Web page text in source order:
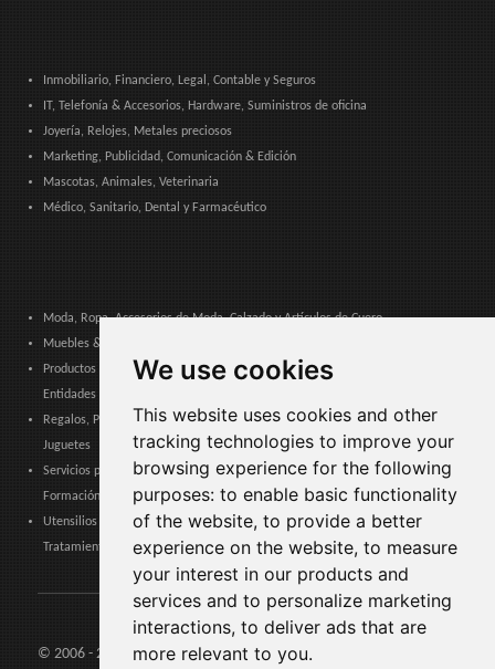
We use cookies
This website uses cookies and other
tracking technologies to improve your
browsing experience for the following
purposes: to enable basic functionality
of the website, to provide a better
experience on the website, to measure
your interest in our products and
services and to personalize marketing
interactions, to deliver ads that are
more relevant to you.
Inmobiliario, Financiero, Legal, Contable y Seguros
IT, Telefonía & Accesorios, Hardware, Suministros de oficina
Joyería, Relojes, Metales preciosos
Marketing, Publicidad, Comunicación & Edición
Mascotas, Animales, Veterinaria
Médico, Sanitario, Dental y Farmacéutico
Moda, Ropa, Accesorios de Moda, Calzado y Artículos de Cuero
Muebles & Decoración, Arte y Artesanía, Textiles, Iluminación
Productos & Servicios para Comunidades, Administración Pública y
Entidades Locales
Regalos, Papelería, Productos de Tabaco, Cigarrillos electrónicos, Souvenirs y
Juguetes
Servicios para empresas, Logística, Seguridad laboral, Certificaciones,
Formación
Utensilios del hogar, Electrónica de consumo, Electrodomésticos,
Tratamiento de Agua
© 2006 - 2026 Agents24 - C.I.F: IT03479460739